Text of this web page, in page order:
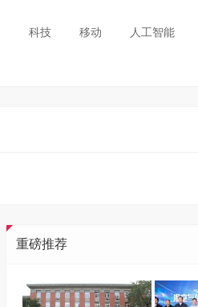
科技 移动 人工智能
重磅推荐